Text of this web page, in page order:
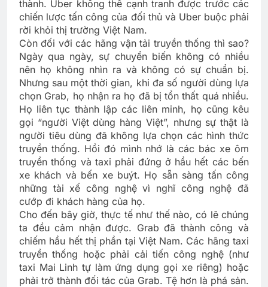
thành. Uber không thể cạnh tranh được trước các
chiến lược tấn công của đối thủ và Uber buộc phải
rời khỏi thị trường Việt Nam.
Còn đối với các hãng vận tải truyền thống thì sao?
Ngày qua ngày, sự chuyển biến không có nhiều
nên họ không nhìn ra và không có sự chuẩn bị.
Nhưng sau một thời gian, khi đa số người dùng lựa
chọn Grab, họ nhận ra họ đã bị tổn thất quá nhiều.
Họ liên tục thành lập các liên minh, họ cũng kêu
gọi “người Việt dùng hàng Việt”, nhưng sự thật là
người tiêu dùng đã không lựa chọn các hình thức
truyền thống. Hồi đó mình nhớ là các bác xe ôm
truyền thống và taxi phải đứng ở hầu hết các bến
xe khách và bến xe buýt. Họ sẵn sàng tấn công
những tài xế công nghệ vì nghĩ công nghệ đã
cướp đi khách hàng của họ.
Cho đến bây giờ, thực tế như thế nào, có lẽ chúng
ta đều cảm nhận được. Grab đã thành công và
chiếm hầu hết thị phần tại Việt Nam. Các hãng taxi
truyền thống hoặc phải cải tiến công nghệ (như
taxi Mai Linh tự làm ứng dụng gọi xe riêng) hoặc
phải trở thành đối tác của Grab. Tệ hơn là phá sản.